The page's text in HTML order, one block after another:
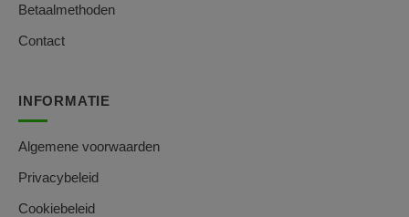
Betaalmethoden
Contact
INFORMATIE
Algemene voorwaarden
Privacybeleid
Cookiebeleid